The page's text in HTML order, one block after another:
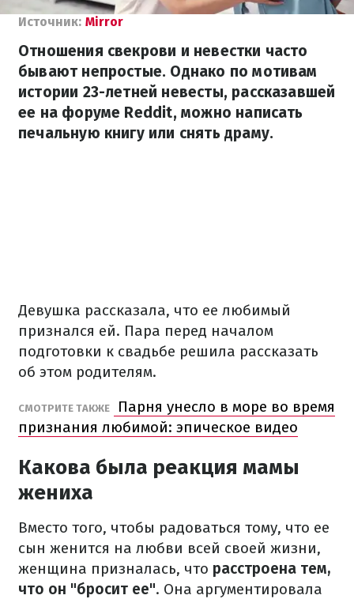
Источник: Мirror
Отношения свекрови и невестки часто
бывают непростые. Однако по мотивам
истории 23-летней невесты, рассказавшей
ее на форуме Reddit, можно написать
печальную книгу или снять драму.
Девушка рассказала, что ее любимый
признался ей. Пара перед началом
подготовки к свадьбе решила рассказать
об этом родителям.
СМОТРИТЕ ТАКЖЕ
Парня унесло в море во время
признания любимой: эпическое видео
Какова была реакция мамы
жениха
Вместо того, чтобы радоваться тому, что ее
сын женится на любви всей своей жизни,
женщина призналась, что расстроена тем,
что он "бросит ее". Она аргументировала